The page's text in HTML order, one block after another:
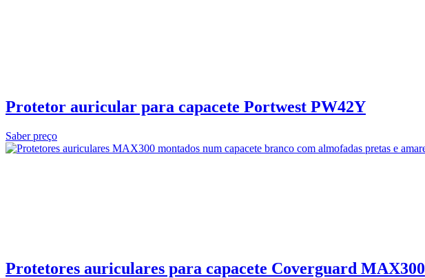
Protetor auricular para capacete Portwest PW42Y
Saber preço
Protetores auriculares para capacete Coverguard MAX300